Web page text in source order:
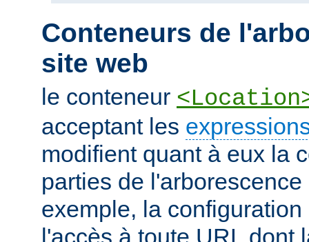
Conteneurs de
site web
le conteneur
acceptant les
modifient quant à eux la
parties de
exemple, la